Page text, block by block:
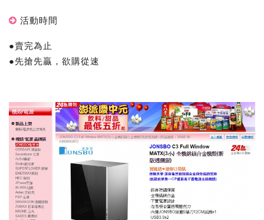
活動時間
●賣完為止
●先搶先贏，欲購從速